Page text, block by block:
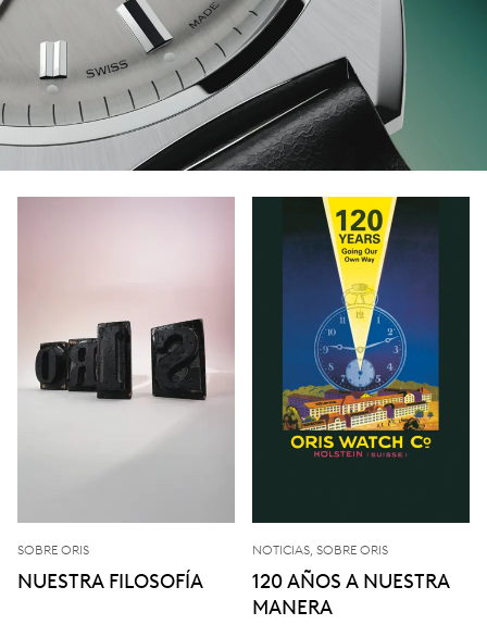
SOBRE ORIS
NUESTRA FILOSOFÍA
NOTICIAS, SOBRE ORIS
120 AÑOS A NUESTRA
MANERA